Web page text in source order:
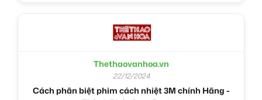
Thethaovanhoa.vn
22/12/2024
Cách phân biệt phim cách nhiệt 3M chính Hãng -